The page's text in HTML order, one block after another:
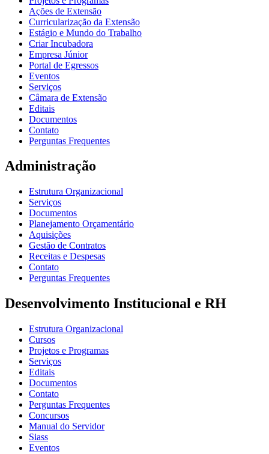
Ações de Extensão
Curricularização da Extensão
Estágio e Mundo do Trabalho
Criar Incubadora
Empresa Júnior
Portal de Egressos
Eventos
Serviços
Câmara de Extensão
Editais
Documentos
Contato
Perguntas Frequentes
Administração
Estrutura Organizacional
Serviços
Documentos
Planejamento Orçamentário
Aquisições
Gestão de Contratos
Receitas e Despesas
Contato
Perguntas Frequentes
Desenvolvimento Institucional e RH
Estrutura Organizacional
Cursos
Projetos e Programas
Serviços
Editais
Documentos
Contato
Perguntas Frequentes
Concursos
Manual do Servidor
Siass
Eventos